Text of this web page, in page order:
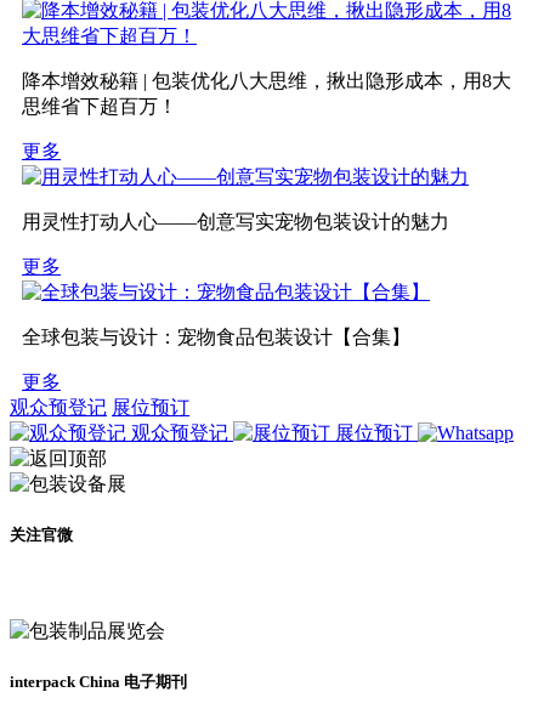
降本增效秘籍 | 包装优化八大思维，揪出隐形成本，用8大
思维省下超百万！
更多
用灵性打动人心——创意写实宠物包装设计的魅力
更多
全球包装与设计：宠物食品包装设计【合集】
更多
观众预登记 展位预订
观众预登记
展位预订
关注官微
interpack China 电子期刊